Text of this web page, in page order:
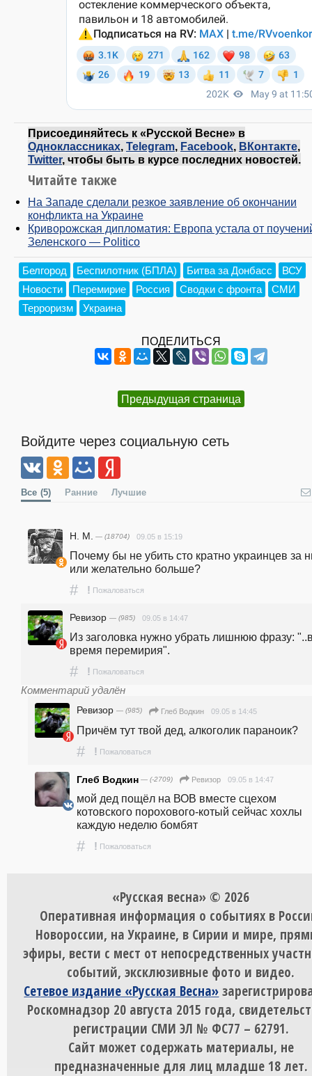
Присоединяйтесь к «Русской Весне» в
Одноклассниках, Telegram, Facebook, ВКонтакте,
Twitter, чтобы быть в курсе последних новостей.
Читайте также
На Западе сделали резкое заявление об окончании
конфликта на Украине
Криворожская дипломатия: Европа устала от
Зеленского — Politico
Белгород Беспилотник (БПЛА) Битва за Донбасс
ВСУ
Новости
Перемирие Россия Сводки с фронта
СМИ
Терроризм
Украина
ПОДЕЛИТЬСЯ
Предыдущая страница
Войдите через социальную сеть
Все (5) Ранние Лучшие
Н. М. — (18704) 09.05 в 15:19
Почему бы не убить сто кратно украинцев за
или желательно больше?
# ! Пожаловаться
Ревизор — (985) 09.05 в 14:47
Из заголовка нужно убрать лишнюю фразу:
время перемирия".
# ! Пожаловаться
Комментарий удалён
Ревизор — (985) Глеб Водкин 09.05 в 14:45
Причём тут твой дед, алкоголик параноик?
# ! Пожаловаться
Глеб Водкин — (-2709) Ревизор 09.05 в 14:47
мой дед пощёл на ВОВ вместе сцехом
котовского порохового-котый сейчас хохлы
каждую неделю бомбят
# ! Пожаловаться
«Русская весна» © 2026
Оперативная информация о событиях в
Новороссии, на Украине, в Сирии и мире,
эфиры, вести с мест от непосредственных
событий, эксклюзивные фото и видео.
Сетевое издание «Русская Весна»
Роскомнадзор 20 августа 2015 года,
регистрации СМИ ЭЛ № ФС77 – 62791.
Сайт может содержать материалы, не
предназначенные для лиц младше 18 лет.